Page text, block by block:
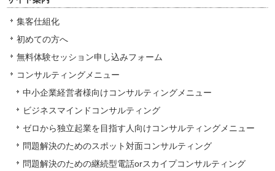
集客仕組化
初めての方へ
無料体験セッション申し込みフォーム
コンサルティングメニュー
中小企業経営者様向けコンサルティングメニュー
ビジネスマインドコンサルティング
ゼロから独立起業を目指す人向けコンサルティングメニュー
問題解決のためのスポット対面コンサルティング
問題解決のための継続型電話orスカイプコンサルティング